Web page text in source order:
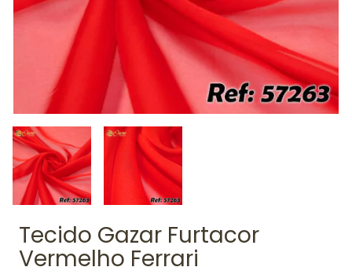
Tecido Gazar Furtacor
Vermelho Ferrari